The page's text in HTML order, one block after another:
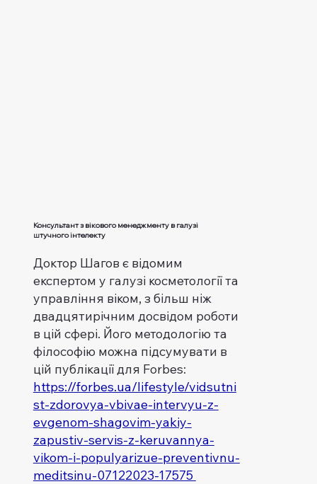
Консультант з вікового менеджменту в галузі
штучного інтелекту
Доктор Шагов є відомим
експертом у галузі косметології та
управління віком, з більш ніж
двадцятирічним досвідом роботи
в цій сфері. Його методологію та
філософію можна підсумувати в
цій публікації для Forbes:
https://forbes.ua/lifestyle/vidsutni
st-zdorovya-vbivae-intervyu-z-
evgenom-shagovim-yakiy-
zapustiv-servis-z-keruvannya-
vikom-i-populyarizue-preventivnu-
meditsinu-07122023-17575